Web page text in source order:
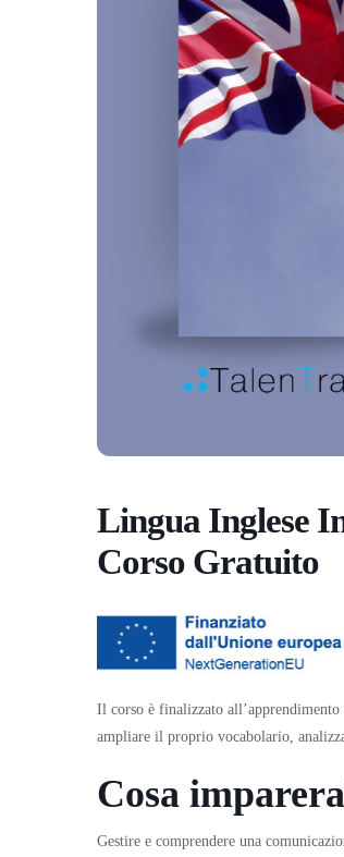
Lingua Inglese
Corso Gratuito
Il corso è finalizzato
ampliare il proprio vocabolario,
Cosa
Gestire e comprendere una